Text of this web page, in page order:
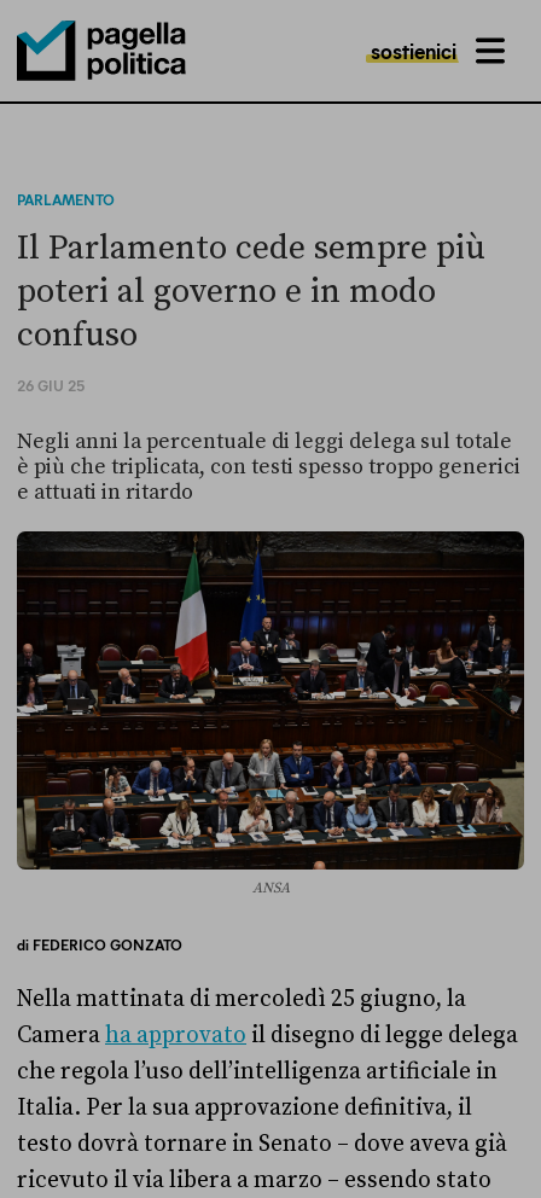
Pagella Politica Logo
sostienici MENU
PARLAMENTO
Il Parlamento cede sempre più
poteri al governo e in modo
confuso
26 GIU 25
Negli anni la percentuale di leggi delega sul totale
è più che triplicata, con testi spesso troppo generici
e attuati in ritardo
ANSA
di FEDERICO GONZATO
Nella mattinata di mercoledì 25 giugno, la
Cameraha approvato il disegno di legge delega
che regola l’uso dell’intelligenza artificiale in
Italia. Per la sua approvazione definitiva, il
testo dovrà tornare in Senato – dove aveva già
ricevuto il via libera a marzo – essendo stato